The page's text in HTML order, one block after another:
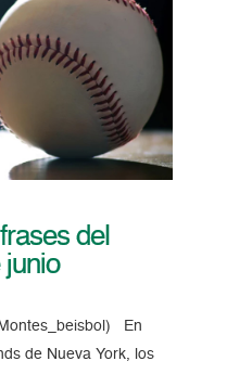
del
junio
En
de Nueva York, los